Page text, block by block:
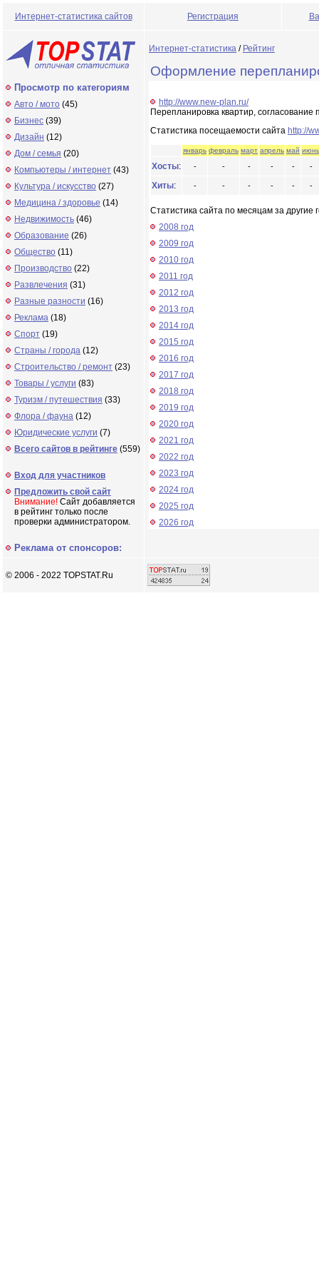
Интернет-статистика сайтов Регистрация
Просмотр по категориям
Авто / мото (45)
Бизнес (39)
Дизайн (12)
Дом / семья (20)
Компьютеры / интернет (43)
Культура / искусство (27)
Медицина / здоровье (14)
Недвижимость (46)
Образование (26)
Общество (11)
Производство (22)
Развлечения (31)
Разные разности (16)
Реклама (18)
Спорт (19)
Страны / города (12)
Строительство / ремонт (23)
Товары / услуги (83)
Туризм / путешествия (33)
Флора / фауна (12)
Юридические услуги (7)
Всего сайтов в рейтинге (559)
Вход для участников
Предложить свой сайт
Внимание! Сайт добавляется
в рейтинг только после
проверки администратором.
Реклама от спонсоров:
Интернет-статистика / Рейтинг
Оформление
http://www.new-plan.ru/
Перепланировка квартир,
Статистика посещаемости сайта http://
январь февраль март апрель май июнь
Хосты: - - - - - -
Хиты: - - - - - -
Статистика сайта по месяцам за другие
2008 год
2009 год
2010 год
2011 год
2012 год
2013 год
2014 год
2015 год
2016 год
2017 год
2018 год
2019 год
2020 год
2021 год
2022 год
2023 год
2024 год
2025 год
2026 год
© 2006 - 2022 TOPSTAT.Ru